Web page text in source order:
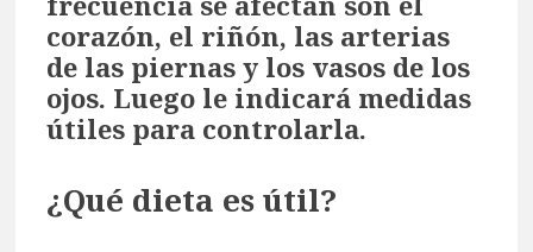
corazón, el riñón, las arterias
de las piernas y los vasos de los
ojos. Luego le indicará medidas
útiles para controlarla.
¿Qué dieta es útil?